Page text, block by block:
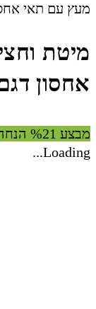
מעץ עם תאי
מיטת
אחסון
מבצע %21 הנחה
Loading...